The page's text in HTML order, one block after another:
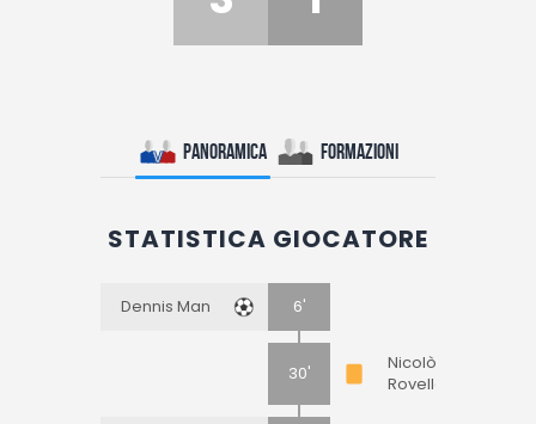
Panoramica Formazioni
STATISTICA GIOCATORE
Dennis Man 6'
30'
Nicolò
Rovella